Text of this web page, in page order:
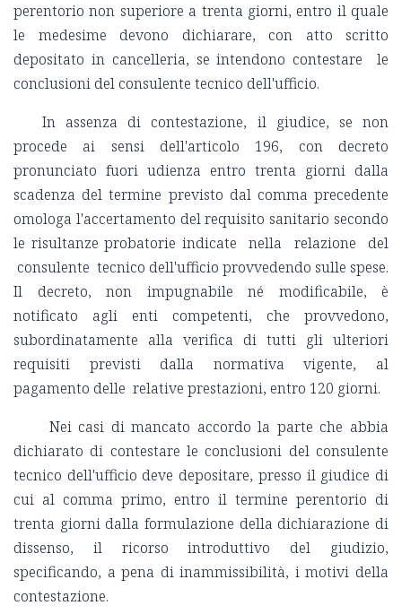
perentorio non superiore a trenta giorni, entro il quale
le medesime devono dichiarare, con atto scritto
depositato in cancelleria, se intendono contestare le
conclusioni del consulente tecnico dell'ufficio.
In assenza di contestazione, il giudice, se non
procede ai sensi dell'articolo 196, con decreto
pronunciato fuori udienza entro trenta giorni dalla
scadenza del termine previsto dal comma precedente
omologa l'accertamento del requisito sanitario secondo
le risultanze probatorie indicate nella relazione del
consulente tecnico dell'ufficio provvedendo sulle spese.
Il decreto, non impugnabile né modificabile, è
notificato agli enti competenti, che provvedono,
subordinatamente alla verifica di tutti gli ulteriori
requisiti previsti dalla normativa vigente, al
pagamento delle relative prestazioni, entro 120 giorni.
Nei casi di mancato accordo la parte che abbia
dichiarato di contestare le conclusioni del consulente
tecnico dell'ufficio deve depositare, presso il giudice di
cui al comma primo, entro il termine perentorio di
trenta giorni dalla formulazione della dichiarazione di
dissenso, il ricorso introduttivo del giudizio,
specificando, a pena di inammissibilità, i motivi della
contestazione.